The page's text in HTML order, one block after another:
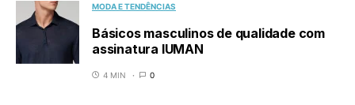
MODA E TENDÊNCIAS
Básicos masculinos de qualidade com
assinatura IUMAN
4 MIN 0